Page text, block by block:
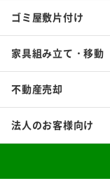
ゴミ屋敷片付け
家具組み立て・移動
不動産売却
法人のお客様向け